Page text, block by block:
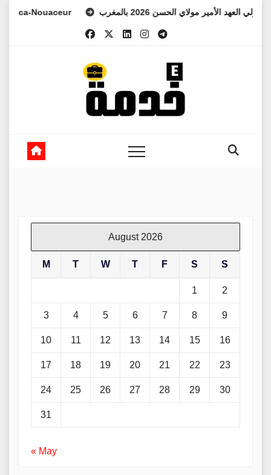
للفرس ولي العهد الأمير مولاي الحسن 2026 بالمغرب
August 2026
M T W T F S S
1 2
3 4 5 6 7 8 9
10 11 12 13 14 15 16
17 18 19 20 21 22 23
24 25 26 27 28 29 30
31
« May